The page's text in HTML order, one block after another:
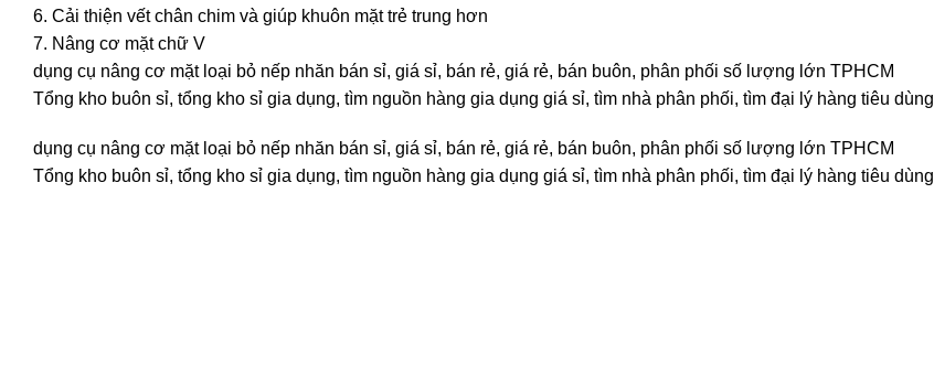
6. Cải thiện vết chân chim và giúp khuôn mặt trẻ trung hơn
7. Nâng cơ mặt chữ V
dụng cụ nâng cơ mặt loại bỏ nếp nhăn bán sỉ, giá sỉ, bán rẻ, giá rẻ, bán buôn, phân phối số lượng lớn TPHCM
Tổng kho buôn sỉ, tổng kho sỉ gia dụng, tìm nguồn hàng gia dụng giá sỉ, tìm nhà phân phối, tìm đại lý hàng tiêu dùng
dụng cụ nâng cơ mặt loại bỏ nếp nhăn bán sỉ, giá sỉ, bán rẻ, giá rẻ, bán buôn, phân phối số lượng lớn TPHCM
Tổng kho buôn sỉ, tổng kho sỉ gia dụng, tìm nguồn hàng gia dụng giá sỉ, tìm nhà phân phối, tìm đại lý hàng tiêu dùng